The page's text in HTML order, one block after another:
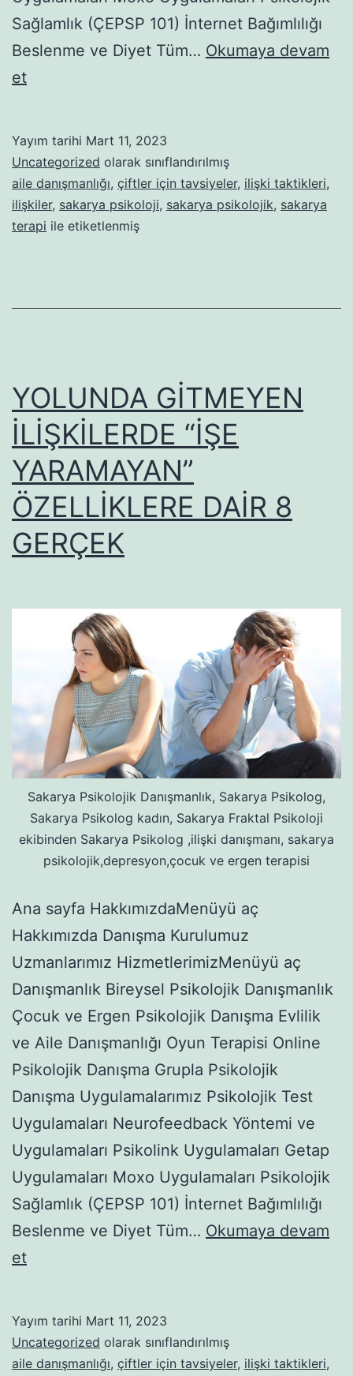
Sağlamlık (ÇEPSP 101) İnternet Bağımlılığı
Beslenme ve Diyet Tüm… Okumaya devam
etYOLUNDA
“İŞE
YARAMAYAN”
ÖZELLİKLERE
DAİR
Yayım tarihi Mart 11, 2023
Uncategorized olarak sınıflandırılmış
aile danışmanlığı, çiftler için tavsiyeler, ilişki taktikleri,
ilişkiler, sakarya psikoloji, sakarya psikolojik, sakarya
terapi ile etiketlenmiş
YOLUNDA GİTMEYEN
İLİŞKİLERDE “İŞE
YARAMAYAN”
ÖZELLİKLERE DAİR 8
GERÇEK
Sakarya Psikolojik Danışmanlık, Sakarya Psikolog,
Sakarya Psikolog kadın, Sakarya Fraktal Psikoloji
ekibinden Sakarya Psikolog ,ilişki danışmanı, sakarya
psikolojik,depresyon,çocuk ve ergen terapisi
Ana sayfa HakkımızdaMenüyü aç
Hakkımızda Danışma Kurulumuz
Uzmanlarımız HizmetlerimizMenüyü aç
Danışmanlık Bireysel Psikolojik Danışmanlık
Çocuk ve Ergen Psikolojik Danışma Evlilik
ve Aile Danışmanlığı Oyun Terapisi Online
Psikolojik Danışma Grupla Psikolojik
Danışma Uygulamalarımız Psikolojik Test
Uygulamaları Neurofeedback Yöntemi ve
Uygulamaları Psikolink Uygulamaları Getap
Uygulamaları Moxo Uygulamaları Psikolojik
Sağlamlık (ÇEPSP 101) İnternet Bağımlılığı
Beslenme ve Diyet Tüm… Okumaya devam
etYOLUNDA
“İŞE
YARAMAYAN”
Yayım tarihi Mart 11, 2023
Uncategorized olarak sınıflandırılmış
aile danışmanlığı, çiftler için tavsiyeler, ilişki taktikleri,